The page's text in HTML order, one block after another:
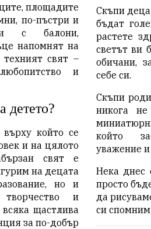
площадите
по-пъстри и
с балони,
напомнят на
свят –
и
детето?
който се
и на цялото
свят е
на децата
но и
и
щастлива
за по-добър
Скъпи
бъдат
растете
светът ви
обичани,
себе си.
Скъпи
никога
който
уважение
Нека днес
просто
да
си спомним